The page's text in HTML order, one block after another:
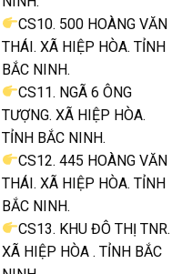
CS10. 500 HOÀNG VĂN
THÁI. XÃ HIỆP HÒA. TỈNH
BẮC NINH.
CS11. NGÃ 6 ÔNG
TƯỢNG. XÃ HIỆP HÒA.
TỈNH BẮC NINH.
CS12. 445 HOÀNG VĂN
THÁI. XÃ HIỆP HÒA. TỈNH
BẮC NINH.
CS13. KHU ĐÔ THỊ TNR.
XÃ HIỆP HÒA . TỈNH BẮC